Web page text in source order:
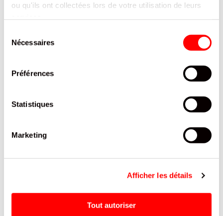
ou qu'ils ont collectées lors de votre utilisation de leurs
Nécessaires
Préférences
Statistiques
Marketing
Afficher les détails
Tout autoriser
PRODUITS QUI POURRAIENT VOUS
INTERESSER
WHITE /5
QUICKBURY ETUI 200 G / 12